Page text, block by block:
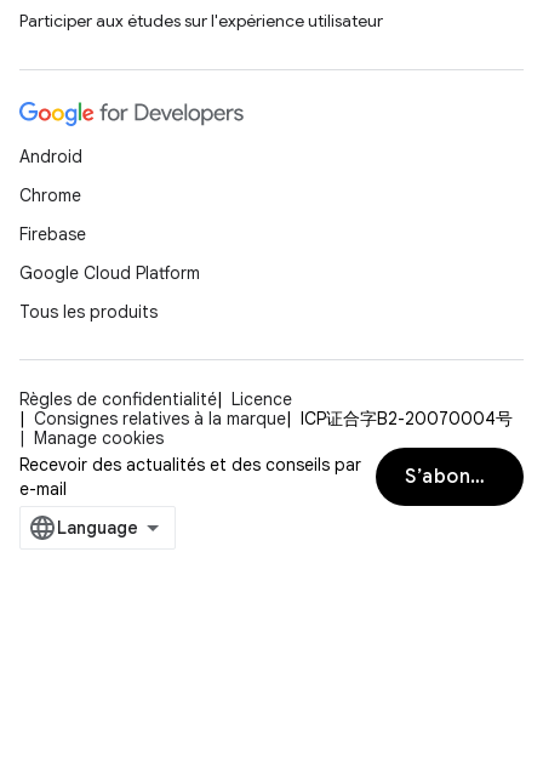
Participer aux études sur l'expérience utilisateur
Android
Chrome
Firebase
Google Cloud Platform
Tous les produits
Règles de confidentialité
Licence
Consignes relatives à la marque
ICP证合字B2-20070004号
Manage cookies
Recevoir des actualités et des conseils par
e-mail
S’abonner